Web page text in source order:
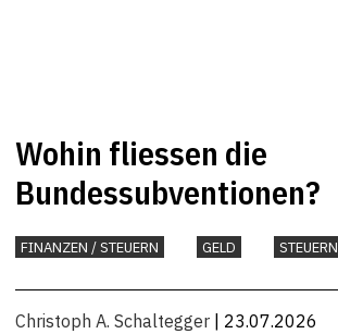
Wohin fliessen die
Bundessubventionen?
FINANZEN / STEUERN GELD STEUERN
Christoph A. Schaltegger | 23.07.2026